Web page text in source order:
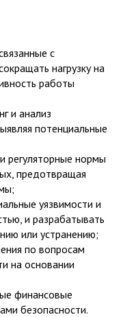
с
нагрузку на
работы
и анализ
потенциальные
регуляторные нормы
предотвращая
уязвимости и
и разрабатывать
или устранению;
по вопросам
на основании
финансовые
безопасности.